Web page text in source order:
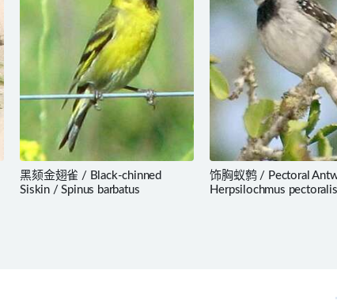
黑颏金翅雀 / Black-chinned
Siskin / Spinus barbatus
饰胸蚁鹩 / Pectoral
Herpsilochmus pectoralis